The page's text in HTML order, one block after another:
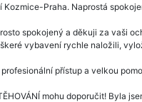
Kozmice-Praha. Naprostá
spokojený a děkuji za vaši
vybavení rychle naložili,
přístup a velkou
mohu doporučit! Byla